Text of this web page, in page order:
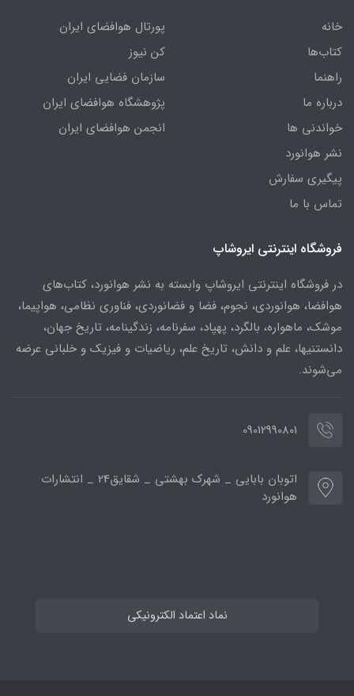
خانه
کتاب‌ها
راهنما
درباره ما
خواندنی ها
نشر هوانورد
پیگیری سفارش
تماس با ما
پورتال هوافضای ایران
کن نیوز
سازمان فضایی ایران
پژوهشگاه هوافضای ایران
انجمن هوافضای ایران
فروشگاه اینترنتی ایروشاپ
در فروشگاه اینترنتی ایروشاپ وابسته به نشر هوانورد، کتاب‌های
هوافضا، هوانوردی، نجوم، فضا و فضانوردی، فناوری نظامی، هواپیما،
موشک، ماهواره، بالگرد، پهپاد، سفرنامه، زندگینامه، تاریخ جهان،
دانستنیها، علم و دانش، تاریخ علم، ریاضیات و فیزیک و خلبانی عرضه
می‌شوند.
09012990801
اتوبان بابایی _ شهرک بهشتی _ شقایق24 _ انتشارات
هوانورد
نماد اعتماد الکترونیکی